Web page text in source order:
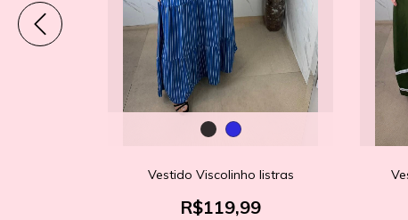
Vestido Viscolinho listras
R$119,99